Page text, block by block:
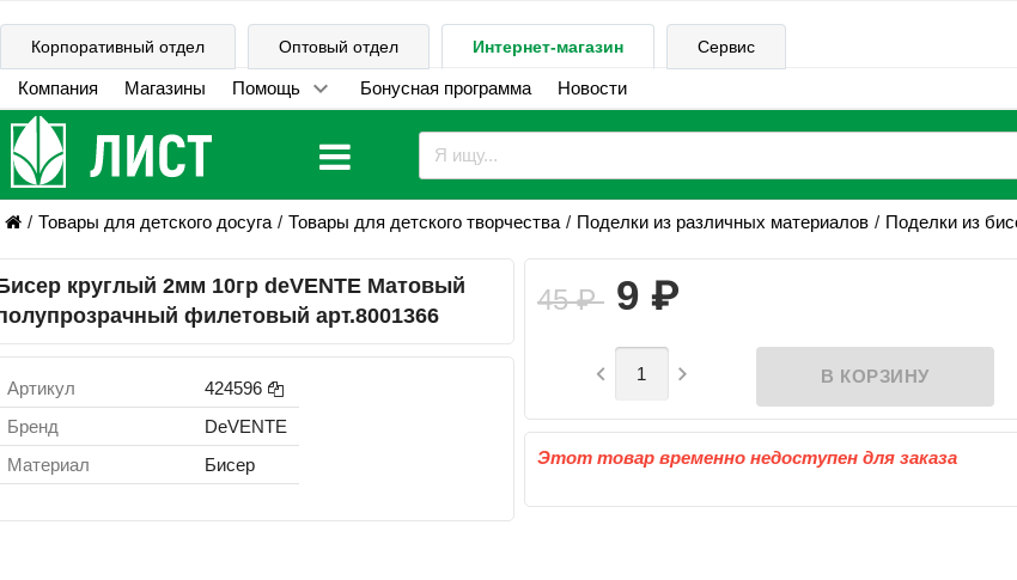
Корпоративный отдел Оптовый отдел Интернет-магазин Сервис
Компания Магазины Помощь Бонусная программа Новости
Товары для детского досуга Товары для детского творчества Поделки из различных материалов Поделки из
круглый 2мм 10гр deVENTE Матовый
филетовый арт.8001366
Артикул
424596
Бренд
DeVENTE
Материал
Бисер
45₽ 9 ₽
 
Этот товар временно недоступен для заказа